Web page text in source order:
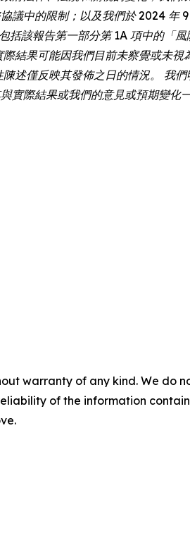
議中的限制；以及我們於 2024 年
該報告第一部分第 1A 項中的「
結果可能因我們目前未察覺或未
述僅反映其發佈之日的情況。
實際結果或我們的意見或預期變
warranty of any kind. We
of the information